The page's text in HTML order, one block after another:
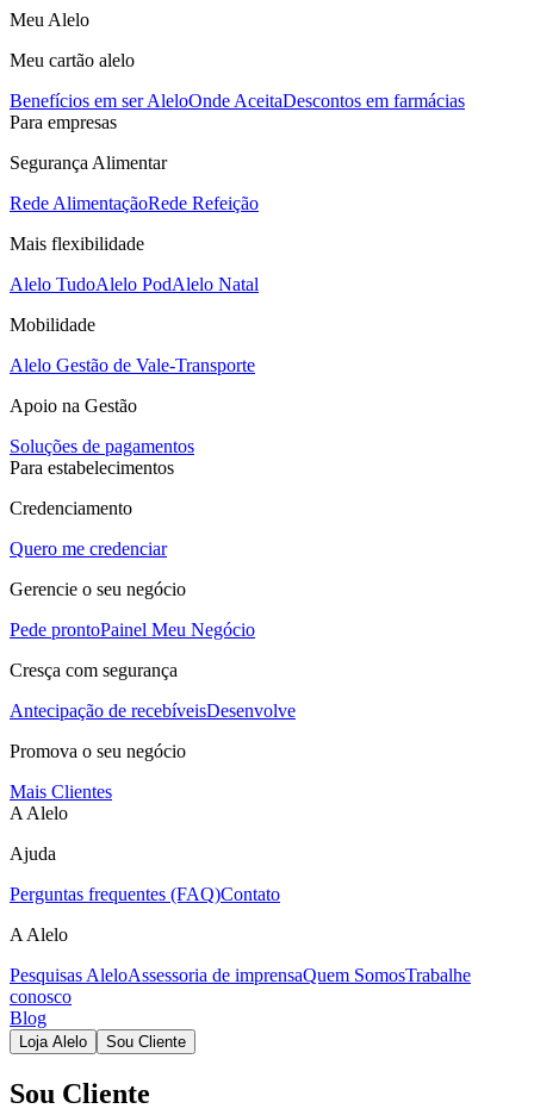
Meu Alelo
Meu cartão alelo
Benefícios em ser AleloOnde AceitaDescontos em farmácias
Para empresas
Segurança Alimentar
Rede AlimentaçãoRede Refeição
Mais flexibilidade
Alelo TudoAlelo PodAlelo Natal
Mobilidade
Alelo Gestão de Vale-Transporte
Apoio na Gestão
Soluções de pagamentos
Para estabelecimentos
Credenciamento
Quero me credenciar
Gerencie o seu negócio
Pede prontoPainel Meu Negócio
Cresça com segurança
Antecipação de recebíveisDesenvolve
Promova o seu negócio
Mais Clientes
A Alelo
Ajuda
Perguntas frequentes (FAQ)Contato
A Alelo
Pesquisas AleloAssessoria de imprensaQuem SomosTrabalhe
conosco
Blog
Loja Alelo Sou Cliente
Sou Cliente